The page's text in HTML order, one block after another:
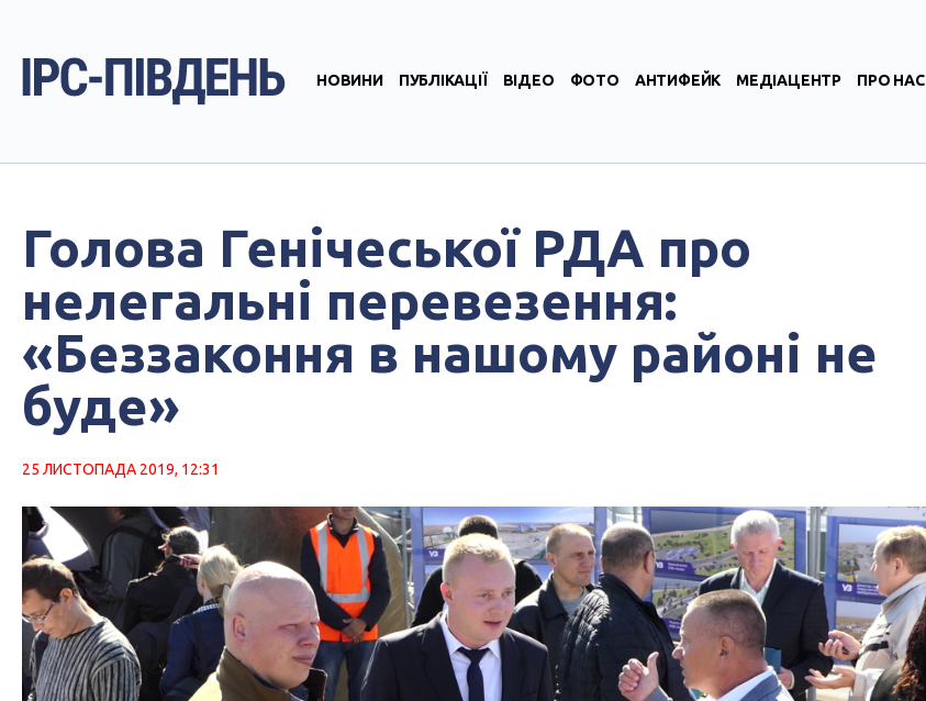
НОВИНИ ПУБЛІКАЦІЇ ВІДЕО ФОТО АНТИФЕЙК МЕДІАЦЕНТР ПРО НАС
Голова Генічеської РДА про
нелегальні перевезення:
«Беззаконня в нашому районі не
буде»
25 ЛИСТОПАДА 2019, 12:31